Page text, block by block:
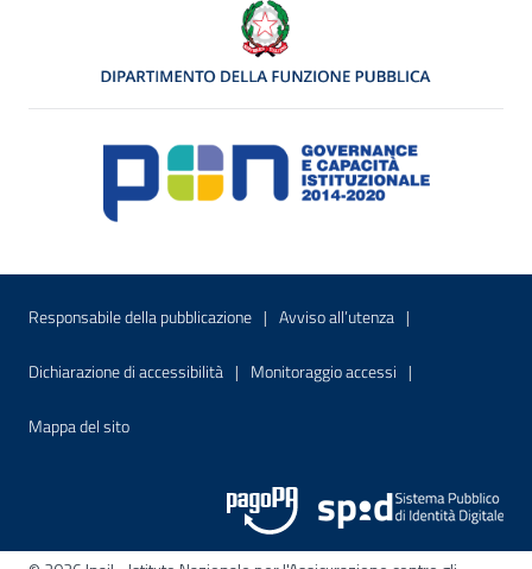
Menu di servizio
Responsabile della pubblicazione Sito interno - Apre in una nuova
Avviso all’utenza Sito interno -
Dichiarazione di accessibilità Sito interno - Apre in una nuova finestra
Monitoraggio accessi Sito interno -
Mappa del sitoSito interno - Apre nella stessa finestra